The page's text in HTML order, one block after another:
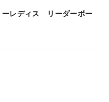
ると思うので頑張りた
らしく、いいスコアを
ーレディス リーダーボー